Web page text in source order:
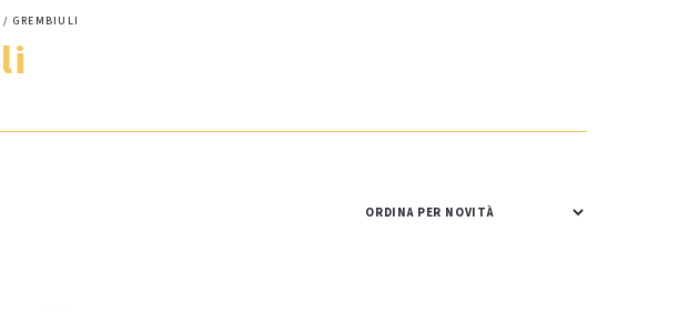
GREMBIULI